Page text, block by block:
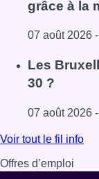
grâce à la
07 août 2026
Lire l'article
Les
30 ?
07 août 2026
Lire l'article
Voir tout le fil info
Offres d’emploi